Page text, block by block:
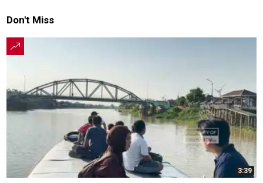
Don't Miss
3:39